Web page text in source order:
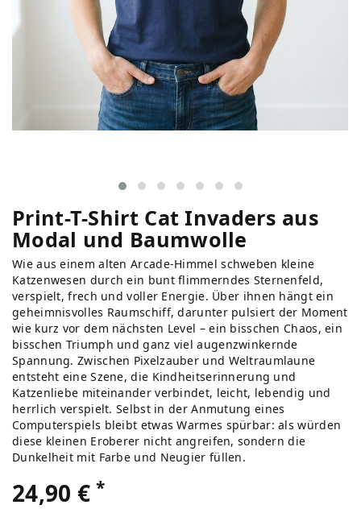
Print-T-Shirt Cat Invaders aus
Modal und Baumwolle
Wie aus einem alten Arcade-Himmel schweben kleine
Katzenwesen durch ein bunt flimmerndes Sternenfeld,
verspielt, frech und voller Energie. Über ihnen hängt ein
geheimnisvolles Raumschiff, darunter pulsiert der Moment
wie kurz vor dem nächsten Level – ein bisschen Chaos, ein
bisschen Triumph und ganz viel augenzwinkernde
Spannung. Zwischen Pixelzauber und Weltraumlaune
entsteht eine Szene, die Kindheitserinnerung und
Katzenliebe miteinander verbindet, leicht, lebendig und
herrlich verspielt. Selbst in der Anmutung eines
Computerspiels bleibt etwas Warmes spürbar: als würden
diese kleinen Eroberer nicht angreifen, sondern die
Dunkelheit mit Farbe und Neugier füllen.
24,90 €*